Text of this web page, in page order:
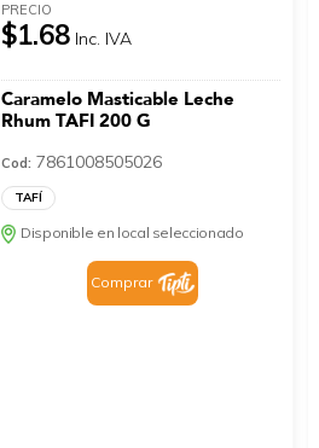
PRECIO
$1.68 Inc. IVA
Caramelo Masticable Leche
Rhum TAFI 200 G
Cod: 7861008505026
TAFÍ
Disponible en local seleccionado
Comprar